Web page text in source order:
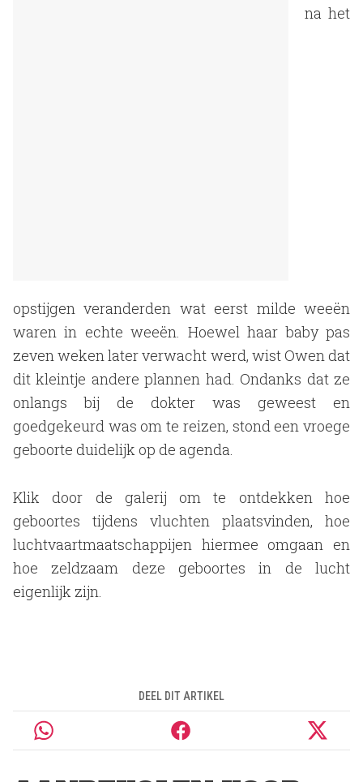
na het
opstijgen veranderden wat eerst milde weeën
waren in echte weeën. Hoewel haar baby pas
zeven weken later verwacht werd, wist Owen dat
dit kleintje andere plannen had. Ondanks dat ze
onlangs bij de dokter was geweest en
goedgekeurd was om te reizen, stond een vroege
geboorte duidelijk op de agenda.
Klik door de galerij om te ontdekken hoe
geboortes tijdens vluchten plaatsvinden, hoe
luchtvaartmaatschappijen hiermee omgaan en
hoe zeldzaam deze geboortes in de lucht
eigenlijk zijn.
DEEL DIT ARTIKEL